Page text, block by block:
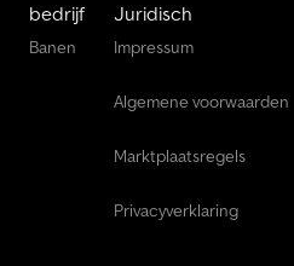
bedrijf
Banen
Juridisch
Impressum
Algemene voorwaarden
Marktplaatsregels
Privacyverklaring